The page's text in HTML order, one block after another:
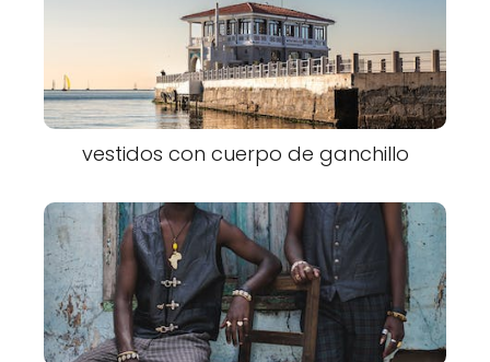
vestidos con cuerpo de ganchillo